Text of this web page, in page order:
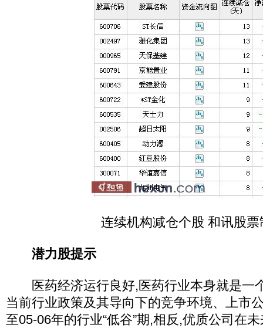
连续机构减仓个股 和讯股票
潜力股提示
医药经济运行良好,医药行业本身就是一个
当前行业政策及其导向下的竞争环境、上市
至05-06年的行业“低谷”期,相反,优质公司在